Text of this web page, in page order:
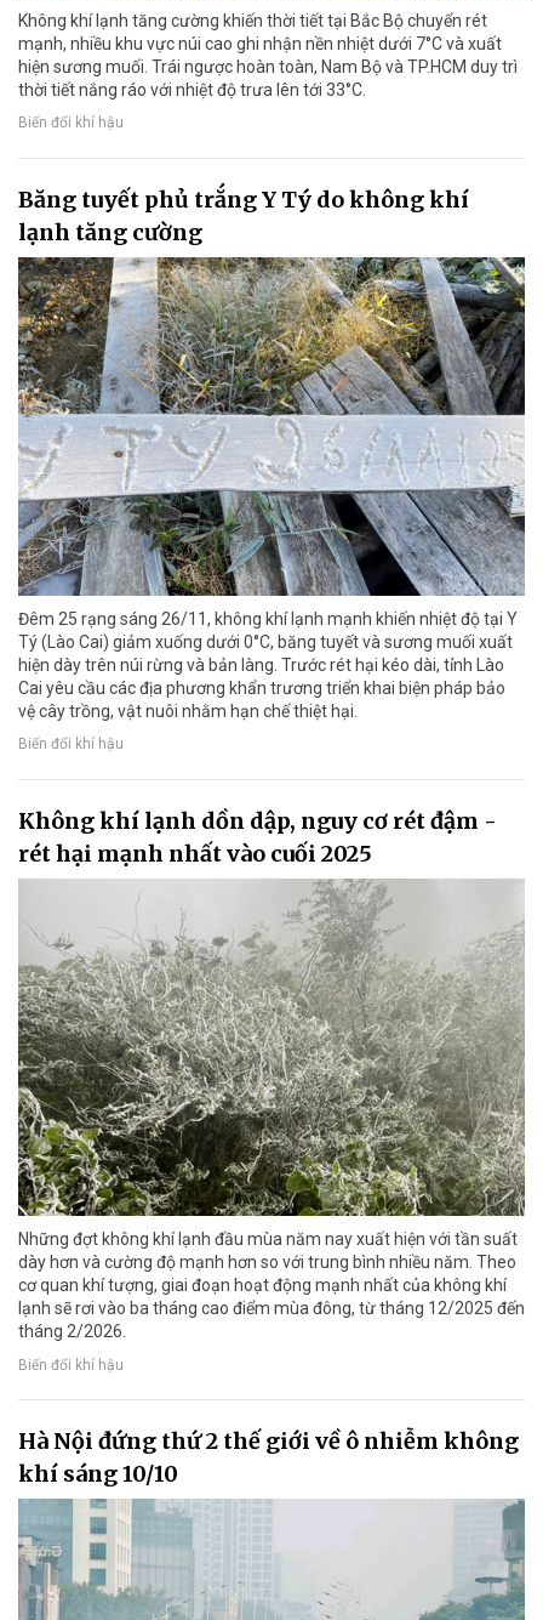
Không khí lạnh tăng cường khiến thời tiết tại Bắc Bộ chuyển rét
mạnh, nhiều khu vực núi cao ghi nhận nền nhiệt dưới 7°C và xuất
hiện sương muối. Trái ngược hoàn toàn, Nam Bộ và TP.HCM duy trì
thời tiết nắng ráo với nhiệt độ trưa lên tới 33°C.
Biến đổi khí hậu
Băng tuyết phủ trắng Y Tý do không khí
lạnh tăng cường
Đêm 25 rạng sáng 26/11, không khí lạnh mạnh khiến nhiệt độ tại Y
Tý (Lào Cai) giảm xuống dưới 0°C, băng tuyết và sương muối xuất
hiện dày trên núi rừng và bản làng. Trước rét hại kéo dài, tỉnh Lào
Cai yêu cầu các địa phương khẩn trương triển khai biện pháp bảo
vệ cây trồng, vật nuôi nhằm hạn chế thiệt hại.
Biến đổi khí hậu
Không khí lạnh dồn dập, nguy cơ rét đậm -
rét hại mạnh nhất vào cuối 2025
Những đợt không khí lạnh đầu mùa năm nay xuất hiện với tần suất
dày hơn và cường độ mạnh hơn so với trung bình nhiều năm. Theo
cơ quan khí tượng, giai đoạn hoạt động mạnh nhất của không khí
lạnh sẽ rơi vào ba tháng cao điểm mùa đông, từ tháng 12/2025 đến
tháng 2/2026.
Biến đổi khí hậu
Hà Nội đứng thứ 2 thế giới về ô nhiễm không
khí sáng 10/10